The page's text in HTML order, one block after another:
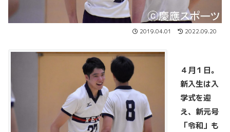
2019.04.01 2022.09.20
４月１日。
新入生は入
学式を迎
え、新元号
「令和」も